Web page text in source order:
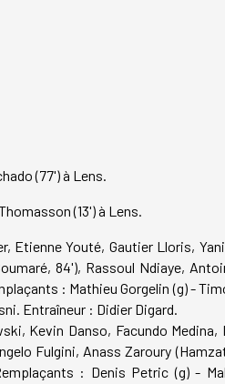
(77') à Lens.
(13') à Lens.
Etienne Youté, Gautier Lloris,
84'), Rassoul Ndiaye,
: Mathieu Gorgelin (g) -
Entraîneur : Didier Digard.
Kevin Danso, Facundo Medina,
Fulgini, Anass Zaroury
: Denis Petric (g) -